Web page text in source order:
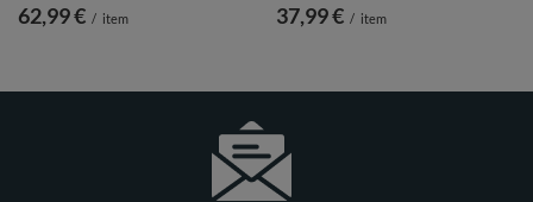
62,99 € / item 37,99 € / item